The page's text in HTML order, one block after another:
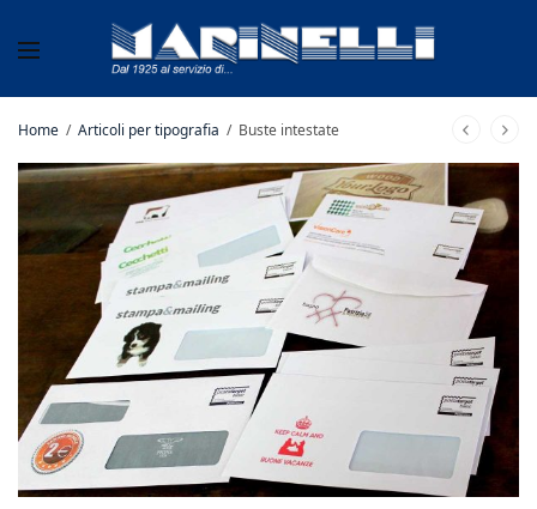
Home / Articoli per tipografia / Buste intestate